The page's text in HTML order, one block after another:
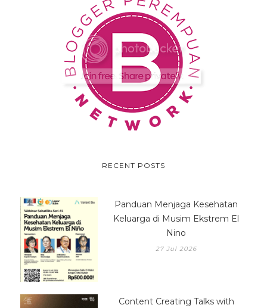
RECENT POSTS
Panduan Menjaga Kesehatan
Keluarga di Musim Ekstrem El
Nino
27 Jul 2026
Content Creating Talks with